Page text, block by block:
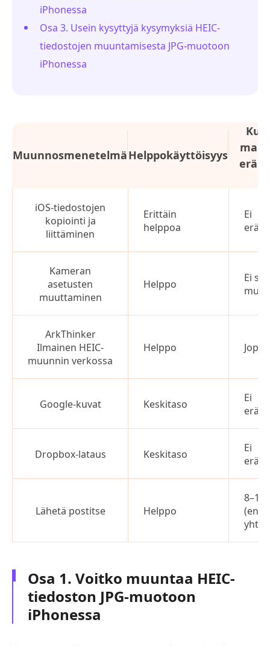
iPhonessa
Osa 3. Usein kysyttyjä kysymyksiä HEIC-
tiedostojen muuntamisesta JPG-muotoon
iPhonessa
MuunnosmenetelmäHelppokäyttöisyys
iOS-tiedostojen
kopiointi ja
liittäminen
Erittäin
helppoa
Ei
Kameran
asetusten
muuttaminen
Helppo
Ei
ArkThinker
Ilmainen HEIC-
muunnin verkossa
Helppo Jopa
Google-kuvat Keskitaso
Ei
Dropbox-lataus Keskitaso
Ei
Lähetä postitse Helppo
8–10
Osa 1. Voitko muuntaa HEIC-
tiedoston JPG-muotoon
iPhonessa